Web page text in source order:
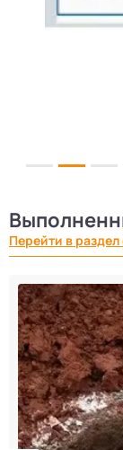
Перейти в